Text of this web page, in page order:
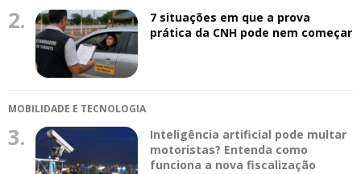
2.
7 situações em que a prova
prática da CNH pode nem começar
MOBILIDADE E TECNOLOGIA
3.
Inteligência artificial pode multar
motoristas? Entenda como
funciona a nova fiscalização